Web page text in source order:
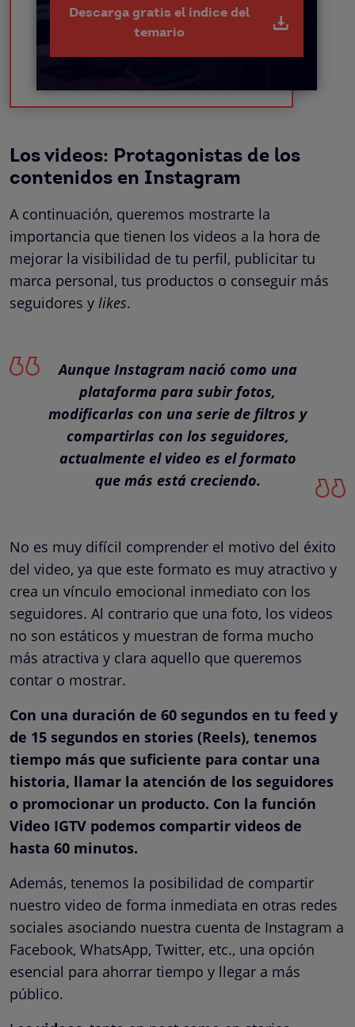
Descarga gratis el índice del
temario
Los videos: Protagonistas de los
contenidos en Instagram
A continuación, queremos mostrarte la
importancia que tienen los videos a la hora de
mejorar la visibilidad de tu perfil, publicitar tu
marca personal, tus productos o conseguir más
seguidores y likes.
Aunque Instagram nació como una
plataforma para subir fotos,
modificarlas con una serie de filtros y
compartirlas con los seguidores,
actualmente el video es el formato
que más está creciendo.
No es muy difícil comprender el motivo del éxito
del video, ya que este formato es muy atractivo y
crea un vínculo emocional inmediato con los
seguidores. Al contrario que una foto, los videos
no son estáticos y muestran de forma mucho
más atractiva y clara aquello que queremos
contar o mostrar.
Con una duración de 60 segundos en tu feed y
de 15 segundos en stories (Reels), tenemos
tiempo más que suficiente para contar una
historia, llamar la atención de los seguidores
o promocionar un producto. Con la función
Video IGTV podemos compartir videos de
hasta 60 minutos.
Además, tenemos la posibilidad de compartir
nuestro video de forma inmediata en otras redes
sociales asociando nuestra cuenta de Instagram a
Facebook, WhatsApp, Twitter, etc., una opción
esencial para ahorrar tiempo y llegar a más
público.